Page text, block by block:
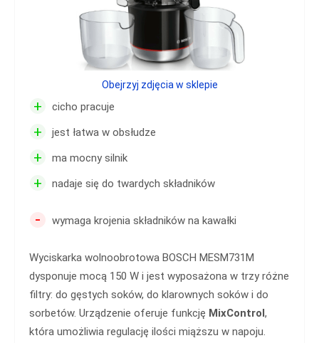
+ cicho pracuje
+ jest łatwa w obsłudze
+ ma mocny silnik
+ nadaje się do twardych składników
- wymaga krojenia składników na kawałki
Wyciskarka wolnoobrotowa BOSCH MESM731M
dysponuje mocą 150 W i jest wyposażona w trzy różne
filtry: do gęstych soków, do klarownych soków i do
sorbetów. Urządzenie oferuje funkcję MixControl,
która umożliwia regulację ilości miąższu w napoju.
Obejrzyj zdjęcia w sklepie